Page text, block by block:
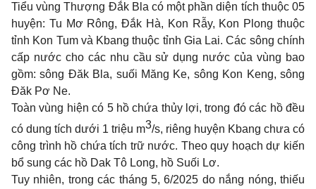
Tiểu vùng Thượng Đắk Bla có một phần diện tích thuộc 05
huyện: Tu Mơ Rông, Đắk Hà, Kon Rẫy, Kon Plong thuộc
tỉnh Kon Tum và Kbang thuộc tỉnh Gia Lai. Các sông chính
cấp nước cho các nhu cầu sử dụng nước của vùng bao
gồm: sông Đăk Bla, suối Măng Ke, sông Kon Keng, sông
Đăk Pơ Ne.
Toàn vùng hiện có 5 hồ chứa thủy lợi, trong đó các hồ đều
có dung tích dưới 1 triệu m3/s, riêng huyện Kbang chưa có
công trình hồ chứa tích trữ nước. Theo quy hoạch dự kiến
bổ sung các hồ Dak Tô Long, hồ Suối Lơ.
Tuy nhiên, trong các tháng 5, 6/2025 do nắng nóng, thiếu